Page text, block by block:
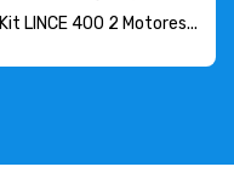
Kit LINCE 400 2 Motores...